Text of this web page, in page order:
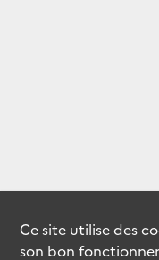
Ce site utilise des
son bon